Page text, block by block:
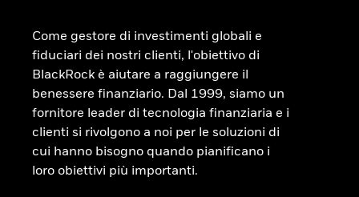
Come gestore di investimenti globali e
fiduciari dei nostri clienti, l'obiettivo di
BlackRock è aiutare a raggiungere il
benessere finanziario. Dal 1999, siamo un
fornitore leader di tecnologia finanziaria e i
clienti si rivolgono a noi per le soluzioni di
cui hanno bisogno quando pianificano i
loro obiettivi più importanti.